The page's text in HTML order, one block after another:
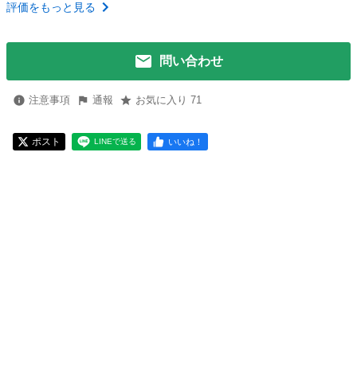
評価をもっと見る
問い合わせ
注意事項 通報 お気に入り 71
ポスト LINEで送る いいね！